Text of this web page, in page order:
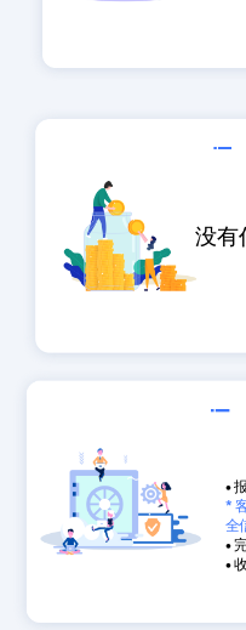
没有
•
*
全
•
•